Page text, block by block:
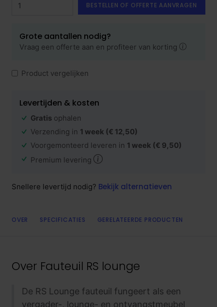
BESTELLEN OF OFFERTE AANVRAGEN
Grote aantallen nodig?
Vraag een offerte aan en profiteer van korting
Product vergelijken
Levertijden & kosten
Gratis ophalen
Verzending in 1 week (€ 12,50)
Voorgemonteerd leveren in 1 week (€ 9,50)
Premium levering
Snellere levertijd nodig? Bekijk alternatieven
OVER SPECIFICATIES GERELATEERDE PRODUCTEN
Over Fauteuil RS lounge
De RS Lounge fauteuil fungeert als een
vergader-, lounge- en ontvangstmeubel